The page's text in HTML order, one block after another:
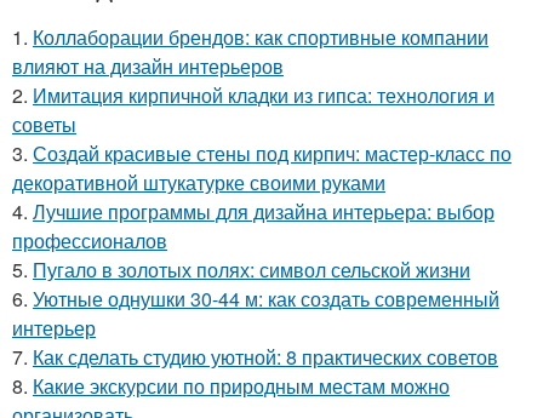
1. Коллаборации брендов: как спортивные компании
влияют на дизайн интерьеров
2. Имитация кирпичной кладки из гипса: технология и
советы
3. Создай красивые стены под кирпич: мастер-класс по
декоративной штукатурке своими руками
4. Лучшие программы для дизайна интерьера: выбор
профессионалов
5. Пугало в золотых полях: символ сельской жизни
6. Уютные однушки 30-44 м: как создать современный
интерьер
7. Как сделать студию уютной: 8 практических советов
8. Какие экскурсии по природным местам можно